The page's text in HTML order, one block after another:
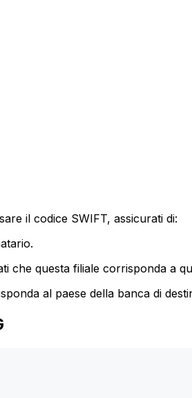
il codice SWIFT, assicurati di:
che questa filiale corrisponda a
al paese della banca di